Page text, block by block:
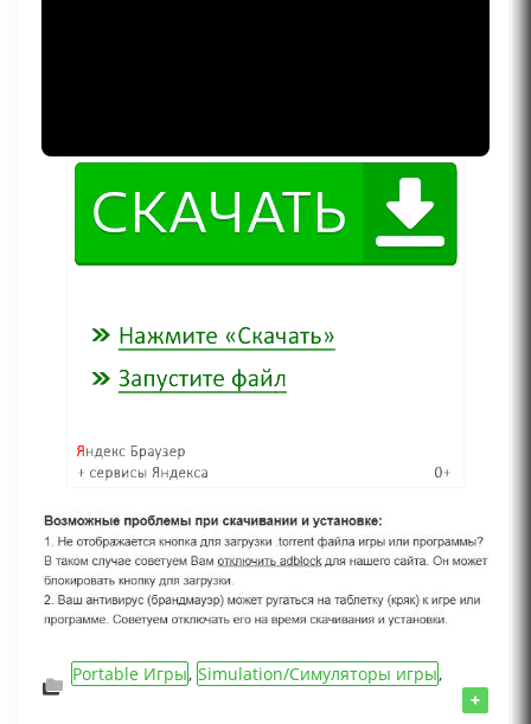
Portable Игры, Simulation/Симуляторы игры,
+